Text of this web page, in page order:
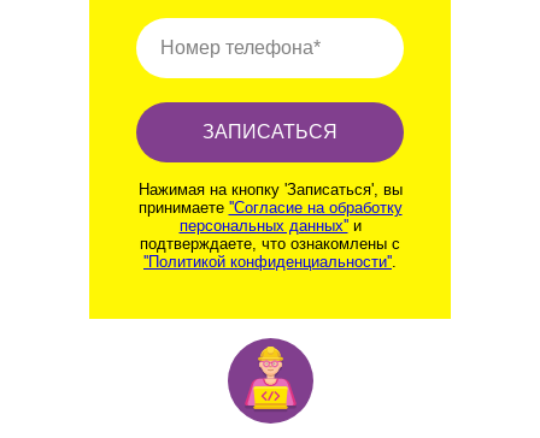
Номер телефона*
ЗАПИСАТЬСЯ
Нажимая на кнопку 'Записаться', вы
принимаете ''Согласие на обработку
персональных данных''и
подтверждаете, что ознакомлены с
''Политикой конфиденциальности''.